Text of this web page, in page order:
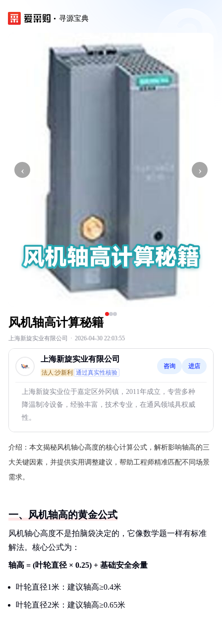
寻源宝典
‹ ›
风机轴高计算秘籍
上海新旋实业有限公司 · 2026-04-30 22:03:55
上海新旋实业有限公司
法人:沙新利 通过真实性核验
咨询 进店
上海新旋实业位于嘉定区外冈镇，2011年成立，专营多种
降温制冷设备，经验丰富，技术专业，在通风领域具权威
性。
介绍： 本文揭秘风机轴心高度的核心计算公式，解析影响轴高的三
大关键因素，并提供实用调整建议，帮助工程师精准匹配不同场景
需求。
一、风机轴高的黄金公式
风机轴心高度不是拍脑袋决定的，它像数学题一样有标准
解法。核心公式为：
轴高 = (叶轮直径 × 0.25) + 基础安全余量
叶轮直径1米：建议轴高≥0.4米
叶轮直径2米：建议轴高≥0.65米